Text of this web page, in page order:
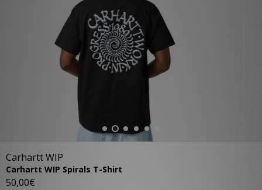
Carhartt WIP
Carhartt WIP Spirals T-Shirt
50,00€